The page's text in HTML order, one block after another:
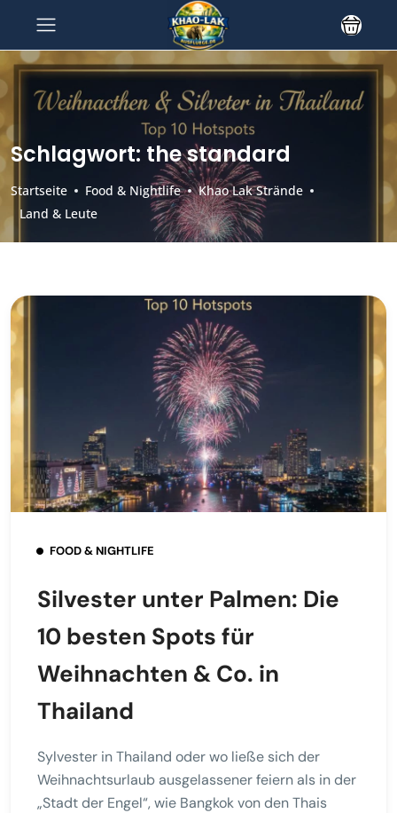
Schlagwort: the standard
Startseite Food & Nightlife
Khao Lak Strände
Land & Leute
FOOD & NIGHTLIFE
Silvester unter Palmen: Die
10 besten Spots für
Weihnachten & Co. in
Thailand
Sylvester in Thailand oder wo ließe sich der
Weihnachtsurlaub ausgelassener feiern als in der
„Stadt der Engel“, wie Bangkok von den Thais